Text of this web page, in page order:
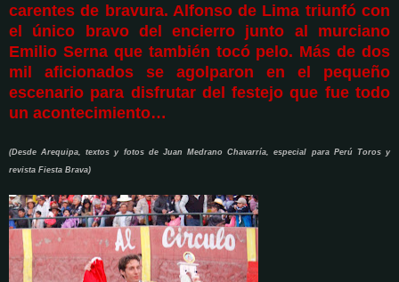
carentes de bravura. Alfonso de Lima triunfó con
el único bravo del encierro junto al murciano
Emilio Serna que también tocó pelo. Más de dos
mil aficionados se agolparon en el pequeño
escenario para disfrutar del festejo que fue todo
un acontecimiento…
(Desde Arequipa, textos y fotos de Juan Medrano Chavarría, especial para Perú Toros y
revista Fiesta Brava)